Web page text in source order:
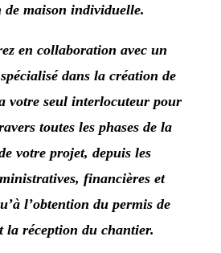
de maison individuelle.
en collaboration avec un
dans la création de
votre seul interlocuteur pour
toutes les phases de la
votre projet, depuis les
financières et
l’obtention du permis de
la réception du chantier.